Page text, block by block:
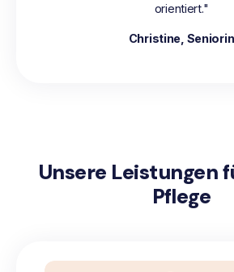
orientiert."
Christine, Seniorin
Unsere Leistungen
Pflege